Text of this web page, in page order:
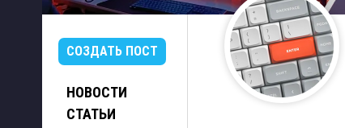
СОЗДАТЬ ПОСТ
НОВОСТИ
СТАТЬИ